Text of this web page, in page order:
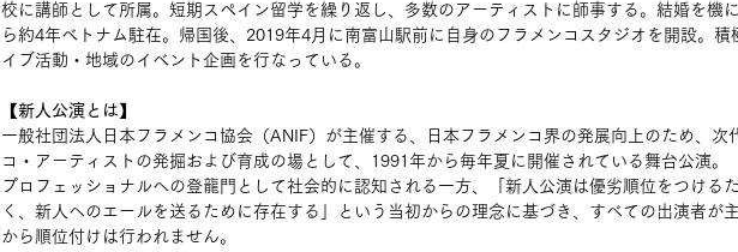
校に講師として所属。短期スペイン留学を繰り返し、多数のアーティストに師事する。結婚を機
ら約4年ベトナム駐在。帰国後、2019年4月に南富山駅前に自身のフラメンコスタジオを開設。積
イブ活動・地域のイベント企画を行なっている。
【新人公演とは】
一般社団法人日本フラメンコ協会（ANIF）が主催する、日本フラメンコ界の発展向上のため、次
コ・アーティストの発掘および育成の場として、1991年から毎年夏に開催されている舞台公演。
プロフェッショナルへの登龍門として社会的に認知される一方、「新人公演は優劣順位をつける
く、新人へのエールを送るために存在する」という当初からの理念に基づき、すべての出演者が
から順位付けは行われません。